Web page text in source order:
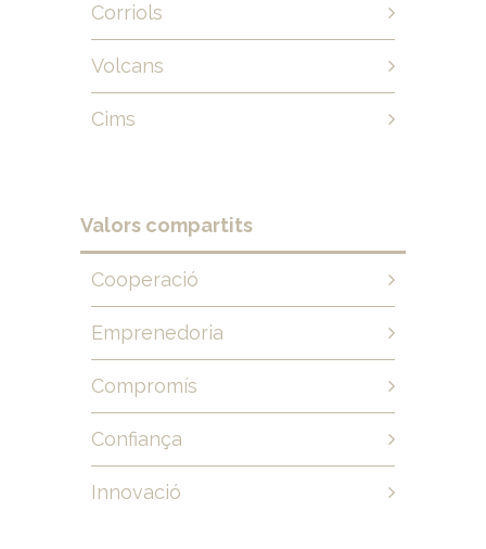
Corriols
Volcans
Cims
Valors compartits
Cooperació
Emprenedoria
Compromís
Confiança
Innovació